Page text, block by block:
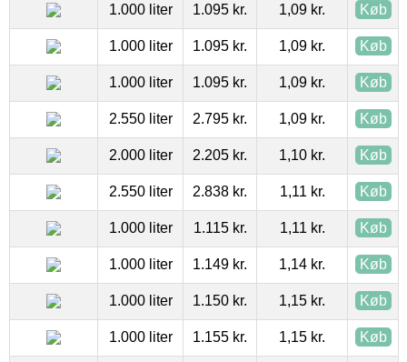
1.000 liter 1.095 kr. 1,09 kr. Køb
1.000 liter 1.095 kr. 1,09 kr. Køb
1.000 liter 1.095 kr. 1,09 kr. Køb
2.550 liter 2.795 kr. 1,09 kr. Køb
2.000 liter 2.205 kr. 1,10 kr. Køb
2.550 liter 2.838 kr. 1,11 kr. Køb
1.000 liter 1.115 kr. 1,11 kr. Køb
1.000 liter 1.149 kr. 1,14 kr. Køb
1.000 liter 1.150 kr. 1,15 kr. Køb
1.000 liter 1.155 kr. 1,15 kr. Køb